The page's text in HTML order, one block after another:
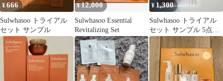
¥666
Sulwhasoo トライアル
セット サンプル
¥12,000
Sulwhasoo Essential
Revitalizing Set
¥ 1,300
Sulwhasoo トライアル
セット サンプル 5点セ
ット